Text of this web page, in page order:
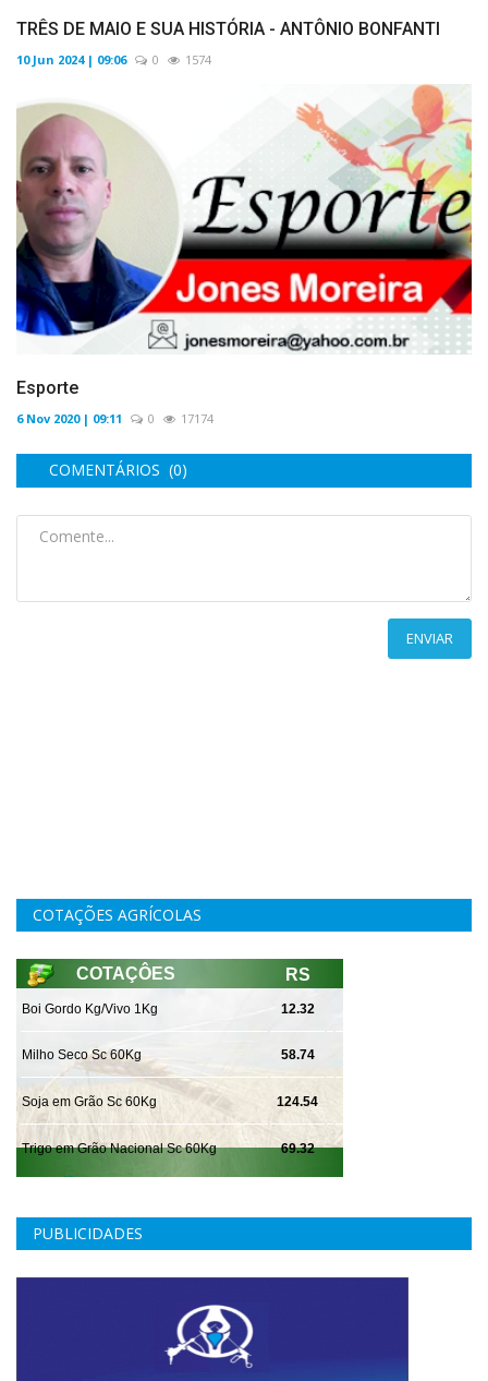
TRÊS DE MAIO E SUA HISTÓRIA - ANTÔNIO BONFANTI
10 Jun 2024 | 09:06 0 1574
Esporte
6 Nov 2020 | 09:11 0 17174
COMENTÁRIOS (0)
ENVIAR
COTAÇÕES AGRÍCOLAS
PUBLICIDADES